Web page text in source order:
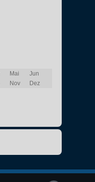
Mai
Jun
Nov
Dez